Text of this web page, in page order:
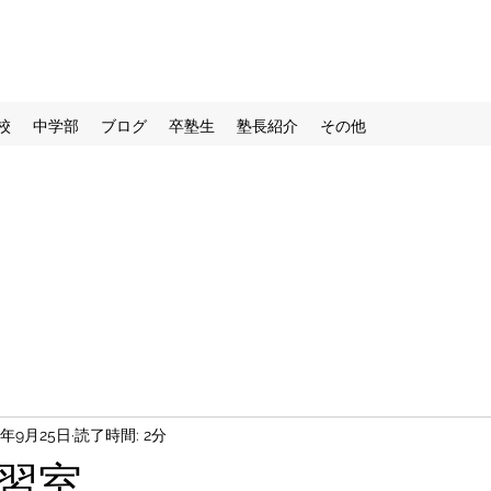
中学部 ブログ 卒塾生 塾長紹介 その他
9月25日 読了時間: 2分